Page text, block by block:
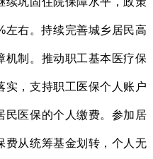
左右。持续完善城乡居民高
机制。推动职工基本医疗保
实，支持职工医保个人账户
民医保的个人缴费。参加居
费从统筹基金划转，个人无